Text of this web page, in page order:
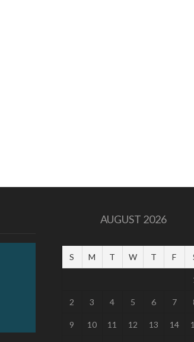
AUGUST 2026
S M T W T F
2 3 4 5 6 7
9 10 11 12 13 14